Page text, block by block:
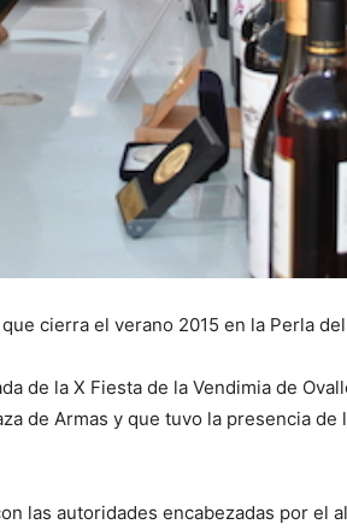
cierra el verano 2015 en la Perla
de la X Fiesta de la Vendimia de
de Armas y que tuvo la presencia
las autoridades encabezadas por el